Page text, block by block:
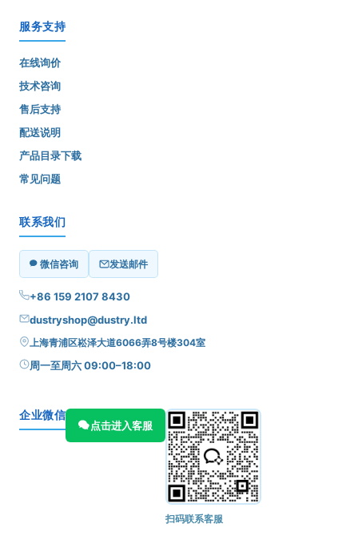
服务支持
在线询价
技术咨询
售后支持
配送说明
产品目录下载
常见问题
联系我们
微信咨询 发送邮件
+86 159 2107 8430
dustryshop@dustry.ltd
上海青浦区崧泽大道6066弄8号楼304室
周一至周六 09:00–18:00
企业微信
点击进入客服
扫码联系客服